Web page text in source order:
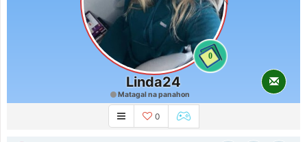
0
Linda24
Matagal na panahon
0